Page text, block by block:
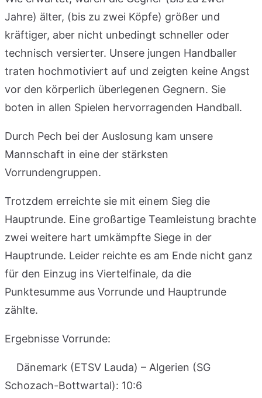
Jahre) älter, (bis zu zwei Köpfe) größer und
kräftiger, aber nicht unbedingt schneller oder
technisch versierter. Unsere jungen Handballer
traten hochmotiviert auf und zeigten keine Angst
vor den körperlich überlegenen Gegnern. Sie
boten in allen Spielen hervorragenden Handball.
Durch Pech bei der Auslosung kam unsere
Mannschaft in eine der stärksten
Vorrundengruppen.
Trotzdem erreichte sie mit einem Sieg die
Hauptrunde. Eine großartige Teamleistung brachte
zwei weitere hart umkämpfte Siege in der
Hauptrunde. Leider reichte es am Ende nicht ganz
für den Einzug ins Viertelfinale, da die
Punktesumme aus Vorrunde und Hauptrunde
zählte.
Ergebnisse Vorrunde:
Dänemark (ETSV Lauda) – Algerien (SG
Schozach-Bottwartal): 10:6